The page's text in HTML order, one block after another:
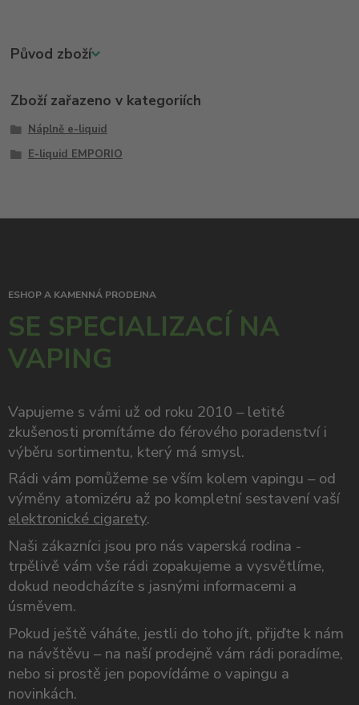
Původ zboží
Zboží zařazeno v kategoriích
Náplně e-liquid
E-liquid EMPORIO
ESHOP A KAMENNÁ PRODEJNA
SE SPECIALIZACÍ NA
VAPING
Vapujeme s vámi už od roku 2010 – letité
zkušenosti promítáme do férového poradenství i
výběru sortimentu, který má smysl.
Rádi vám pomůžeme se vším kolem vapingu – od
výměny atomizéru až po kompletní sestavení vaší
elektronické cigarety.
Naši zákazníci jsou pro nás vaperská rodina -
trpělivě vám vše rádi zopakujeme a vysvětlíme,
dokud neodcházíte s jasnými informacemi a
úsměvem.
Pokud ještě váháte, jestli do toho jít, přijďte k nám
na návštěvu – na naší prodejně vám rádi poradíme,
nebo si prostě jen popovídáme o vapingu a
novinkách.